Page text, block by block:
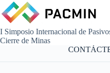
Skip
to
content
Inicio
Actividades
I Simposio Internacional de
Cierre de Minas